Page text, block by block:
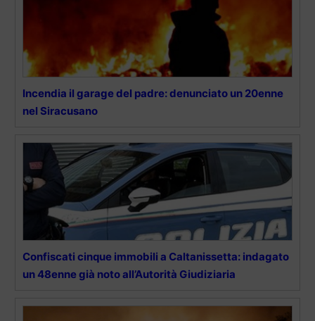
Incendia il garage del padre: denunciato un 20enne
nel Siracusano
Confiscati cinque immobili a Caltanissetta: indagato
un 48enne già noto all’Autorità Giudiziaria